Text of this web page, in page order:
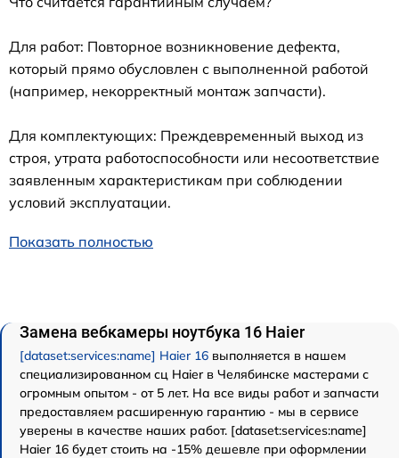
Для работ: Повторное возникновение дефекта,
который прямо обусловлен с выполненной работой
(например, некорректный монтаж запчасти).
Для комплектующих: Преждевременный выход из
строя, утрата работоспособности или несоответствие
заявленным характеристикам при соблюдении
условий эксплуатации.
Показать полностью
Замена вебкамеры ноутбука 16 Haier
[dataset:services:name] Haier 16 выполняется в нашем
специализированном сц Haier в Челябинске мастерами с
огромным опытом - от 5 лет. На все виды работ и запчасти
предоставляем расширенную гарантию - мы в сервисе
уверены в качестве наших работ. [dataset:services:name]
Haier 16 будет стоить на -15% дешевле при оформлении